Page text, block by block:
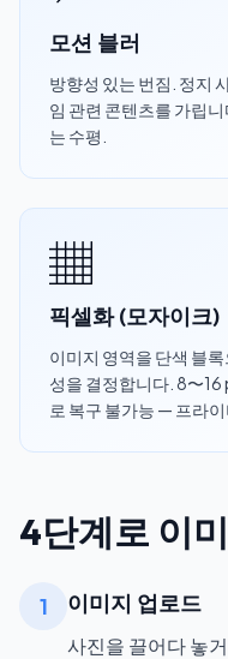
모션 블러
방향성 있는 번짐. 정지
임 관련 콘텐츠를 가립
는 수평.
▦
픽셀화 (모자이크)
이미지 영역을 단색 블
성을 결정합니다. 8〜16
로 복구 불가능 — 프라
4단계로 이
1 이미지 업로드
사진을 끌어다 놓